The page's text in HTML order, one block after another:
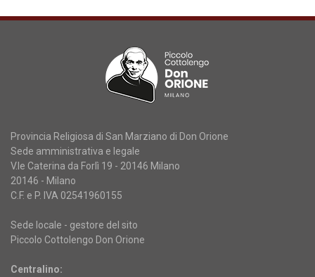
Provincia Religiosa di San Marziano di Don Orione
Sede amministrativa e legale
V.le Caterina da Forlì 19 - 20146 Milano
20146 - Milano
C.F. e P. IVA 02541960155
Sede locale - gestore del sito
Piccolo Cottolengo Don Orione
Centralino: